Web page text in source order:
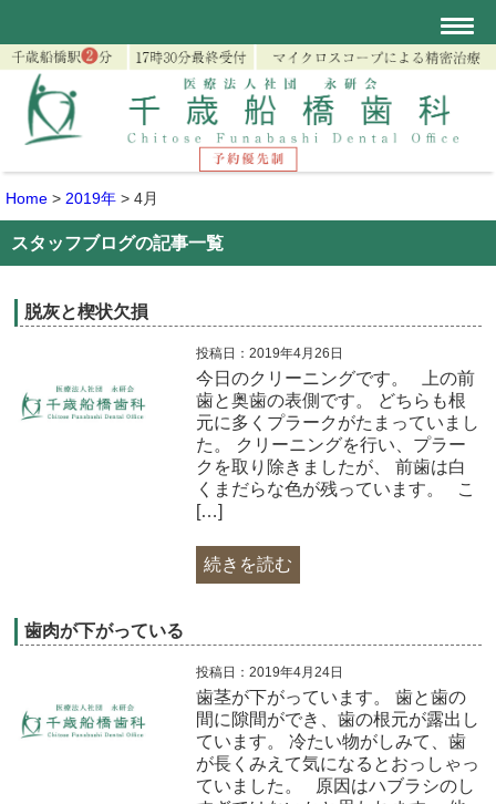
Home > 2019年 > 4月
スタッフブログの記事一覧
脱灰と楔状欠損
投稿日：2019年4月26日
今日のクリーニングです。 上の前
歯と奥歯の表側です。 どちらも根
元に多くプラークがたまっていまし
た。 クリーニングを行い、プラー
クを取り除きましたが、 前歯は白
くまだらな色が残っています。 こ
[…]
続きを読む
歯肉が下がっている
投稿日：2019年4月24日
歯茎が下がっています。 歯と歯の
間に隙間ができ、歯の根元が露出し
ています。 冷たい物がしみて、歯
が長くみえて気になるとおっしゃっ
ていました。 原因はハブラシのし